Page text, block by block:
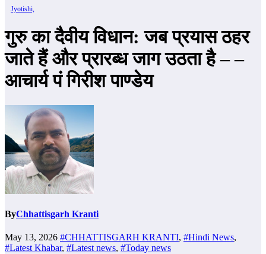
Jyotishi,
गुरु का दैवीय विधान: जब प्रयास ठहर
जाते हैं और प्रारब्ध जाग उठता है – –
आचार्य पं गिरीश पाण्डेय
ByChhattisgarh Kranti
May 13, 2026 #CHHATTISGARH KRANTI, #Hindi News,
#Latest Khabar, #Latest news, #Today news